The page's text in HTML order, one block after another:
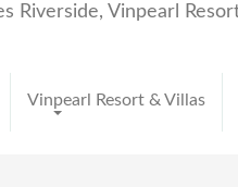
Vinpearl Resort & Villas